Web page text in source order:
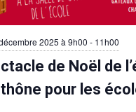
2025 à 9h00 - 11h00
de Noël de
pour les